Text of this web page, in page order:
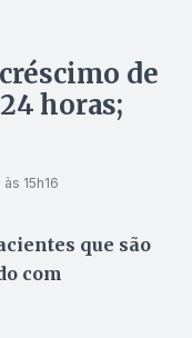
de
horas;
15h16
que são
com